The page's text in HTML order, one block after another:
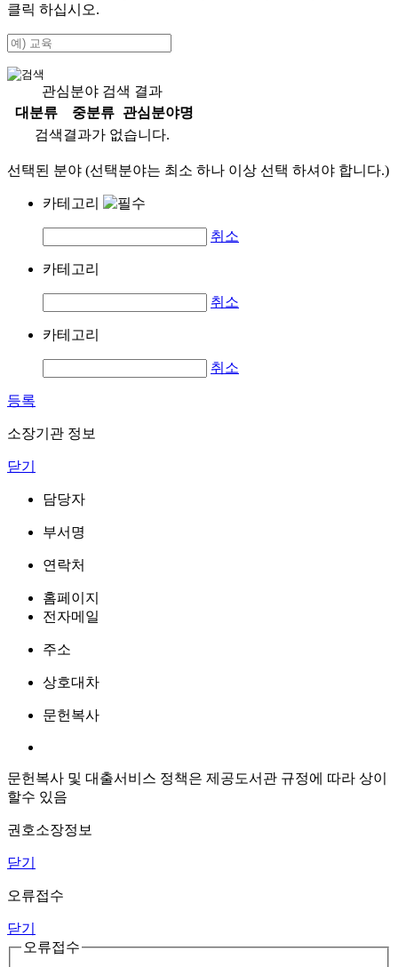
클릭 하십시오.
관심분야 검색 결과
대분류
중분류
관심분야명
검색결과가 없습니다.
선택된 분야 (선택분야는 최소 하나 이상 선택 하셔야 합니다.)
카테고리
취소
카테고리
취소
카테고리
취소
등록
소장기관 정보
닫기
담당자
부서명
연락처
홈페이지
전자메일
주소
상호대차
문헌복사
문헌복사 및 대출서비스 정책은 제공도서관 규정에 따라 상이
할수 있음
권호소장정보
닫기
오류접수
닫기
오류접수